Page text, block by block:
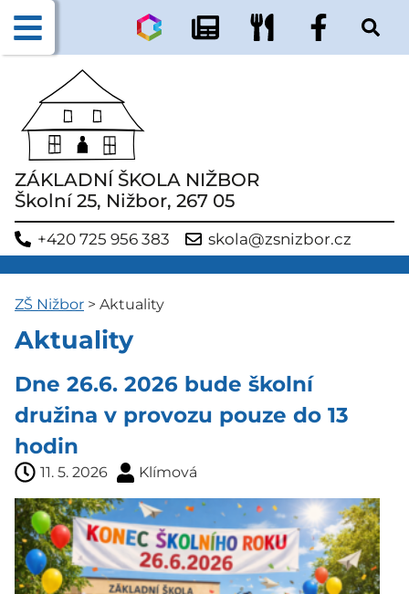
ZÁKLADNÍ ŠKOLA NIŽBOR
Školní 25, Nižbor, 267 05
+420 725 956 383 skola@zsnizbor.cz
ZŠ Nižbor > Aktuality
Aktuality
Dne 26.6. 2026 bude školní
družina v provozu pouze do 13
hodin
11. 5. 2026 Klímová